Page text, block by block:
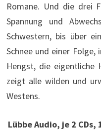
Romane. Und die drei
Spannung und
Schwestern, bis über
Schnee und einer
Hengst, die eigentliche
zeigt alle wilden und
Westens.
Lübbe Audio, je 2